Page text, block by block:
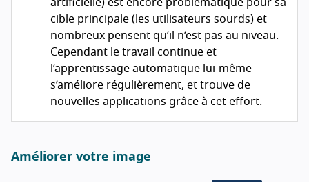
artificielle) est encore problématique pour sa
cible principale (les utilisateurs sourds) et
nombreux pensent qu’il n’est pas au niveau.
Cependant le travail continue et
l’apprentissage automatique lui-même
s’améliore régulièrement, et trouve de
nouvelles applications grâce à cet effort.
Améliorer votre image